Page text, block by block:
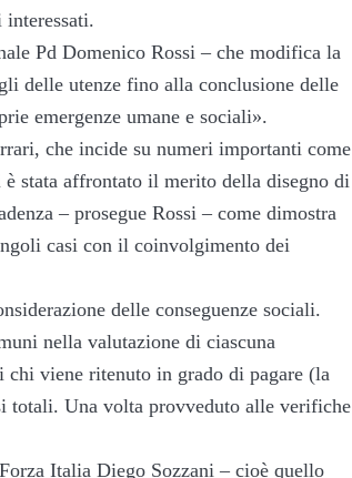
Pd Domenico Rossi – che modifica la
delle utenze fino alla conclusione delle
emergenze umane e sociali».
che incide su numeri importanti come
stata affrontato il merito della disegno di
– prosegue Rossi – come dimostra
casi con il coinvolgimento dei
delle conseguenze sociali.
nella valutazione di ciascuna
chi viene ritenuto in grado di pagare (la
totali. Una volta provveduto alle verifiche
Italia Diego Sozzani – cioè quello